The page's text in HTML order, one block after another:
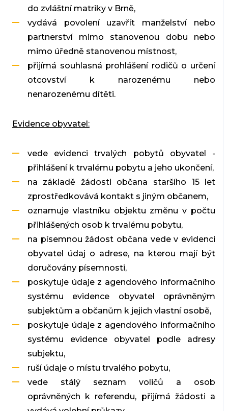
do zvláštní matriky v Brně,
vydává povolení uzavřít manželství nebo
partnerství mimo stanovenou dobu nebo
mimo úředně stanovenou místnost,
přijímá souhlasná prohlášení rodičů o určení
otcovství k narozenému nebo
nenarozenému dítěti.
Evidence obyvatel:
vede evidenci trvalých pobytů obyvatel -
přihlášení k trvalému pobytu a jeho ukončení,
na základě žádosti občana staršího 15 let
zprostředkovává kontakt s jiným občanem,
oznamuje vlastníku objektu změnu v počtu
přihlášených osob k trvalému pobytu,
na písemnou žádost občana vede v evidenci
obyvatel údaj o adrese, na kterou mají být
doručovány písemnosti,
poskytuje údaje z agendového informačního
systému evidence obyvatel oprávněným
subjektům a občanům k jejich vlastní osobě,
poskytuje údaje z agendového informačního
systému evidence obyvatel podle adresy
subjektu,
ruší údaje o místu trvalého pobytu,
vede stálý seznam voličů a osob
oprávněných k referendu, přijímá žádosti a